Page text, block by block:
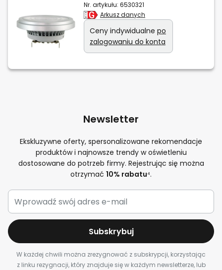
Nr. artykułu: 6530321
Arkusz danych
Ceny indywidualne po
zalogowaniu do konta
Newsletter
Ekskluzywne oferty, spersonalizowane rekomendacje
produktów i najnowsze trendy w oświetleniu
dostosowane do potrzeb firmy. Rejestrując się można
otrzymać 10% rabatu⁴.
Subskrybuj
W każdej chwili można zrezygnować z subskrypcji, korzystając
z linku rezygnacji, który znajduje się w każdym newsletterze, lub